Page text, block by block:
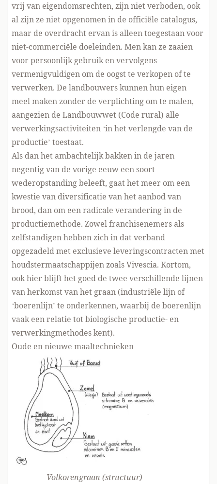
vrij van eigendomsrechten, zijn niet verboden, ook
al zijn ze niet opgenomen in de officiële catalogus,
maar de overdracht ervan is alleen toegestaan voor
niet-commerciële doeleinden. Men kan ze zaaien
voor persoonlijk gebruik en vervolgens
vermenigvuldigen om de oogst te verkopen of te
verwerken. De landbouwers kunnen hun eigen
meel maken zonder de verplichting om te malen,
aangezien de Landbouwwet (Code rural) alle
verwerkingsactiviteiten ‘in het verlengde van de
productie’ toestaat.
Als dan het ambachtelijk bakken in de jaren
negentig van de vorige eeuw een soort
wederopstanding beleeft, gaat het meer om een
kwestie van diversificatie van het aanbod van
brood, dan om een radicale verandering in de
productiemethode. Zowel franchisenemers als
zelfstandigen hebben zich in dat verband
opgezadeld met exclusieve leveringscontracten met
houdstermaatschappijen zoalsVivescia. Kortom,
ook hier blijft het goed de twee verschillende lijnen
van herkomst van het graan (industriële lijn of
‘boerenlijn’ te onderkennen, waarbij de boerenlijn
vaak een relatie tot biologische productie- en
verwerkingmethodes kent).
Oude en nieuwe maaltechnieken
Volkorengraan (structuur)